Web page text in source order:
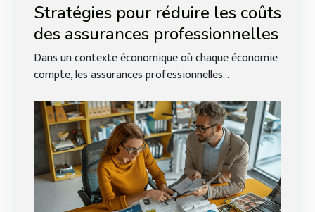
Stratégies pour réduire les coûts
des assurances professionnelles
Dans un contexte économique où chaque économie
compte, les assurances professionnelles...